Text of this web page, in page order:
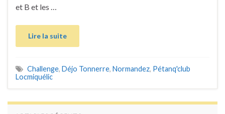
et B et les …
Lire la suite
Challenge, Déjo Tonnerre, Normandez, Pétanq'club
Locmiquélic